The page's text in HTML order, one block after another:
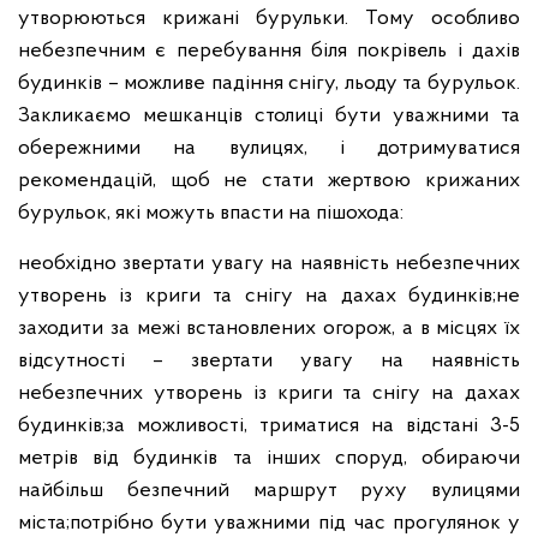
утворюються крижані бурульки. Тому особливо
небезпечним є перебування біля покрівель і дахів
будинків – можливе падіння снігу, льоду та бурульок.
Закликаємо мешканців столиці бути уважними та
обережними на вулицях, і дотримуватися
рекомендацій, щоб не стати жертвою крижаних
бурульок, які можуть впасти на пішохода:
необхідно звертати увагу на наявність небезпечних
утворень із криги та снігу на дахах будинків;не
заходити за межі встановлених огорож, а в місцях їх
відсутності – звертати увагу на наявність
небезпечних утворень із криги та снігу на дахах
будинків;за можливості, триматися на відстані 3-5
метрів від будинків та інших споруд, обираючи
найбільш безпечний маршрут руху вулицями
міста;потрібно бути уважними під час прогулянок у